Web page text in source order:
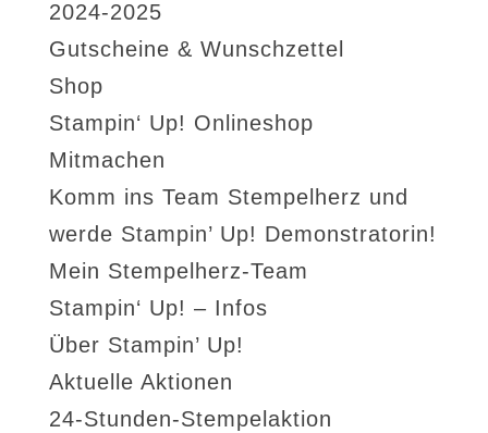
2024-2025
Gutscheine & Wunschzettel
Shop
Stampin‘ Up! Onlineshop
Mitmachen
Komm ins Team Stempelherz und
werde Stampin’ Up! Demonstratorin!
Mein Stempelherz-Team
Stampin‘ Up! – Infos
Über Stampin’ Up!
Aktuelle Aktionen
24-Stunden-Stempelaktion